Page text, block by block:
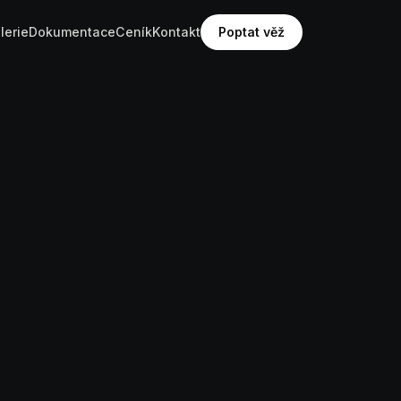
DokumentaceCeníkKontakt Poptat věž